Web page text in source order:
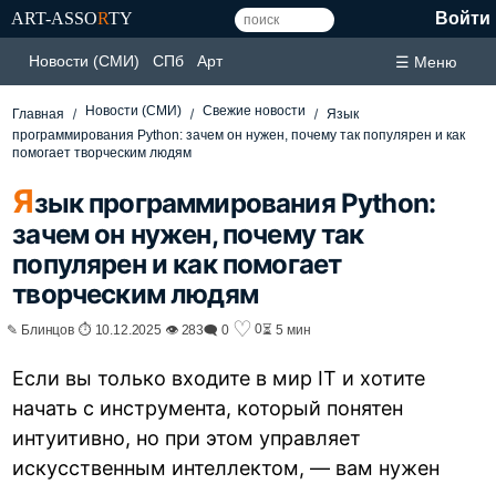
ART-ASSORTY Войти
Новости (СМИ) СПб Арт ☰ Меню
Главная Новости (СМИ) Свежие новости
Язык
программирования Python: зачем он нужен, почему так популярен и как
помогает творческим людям
Язык программирования Python:
зачем он нужен, почему так
популярен и как помогает
творческим людям
✎ Блинцов ⏱ 10.12.2025 👁 283🗨 0 ♡ 0⏳ 5 мин
Если вы только входите в мир IT и хотите
начать с инструмента, который понятен
интуитивно, но при этом управляет
искусственным интеллектом, — вам нужен